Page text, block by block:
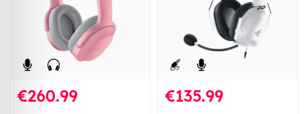
€260.99 €135.99